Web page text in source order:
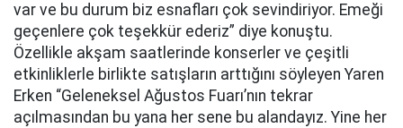
var ve bu durum biz esnafları çok sevindiriyor. Emeği
geçenlere çok teşekkür ederiz” diye konuştu.
Özellikle akşam saatlerinde konserler ve çeşitli
etkinliklerle birlikte satışların arttığını söyleyen Yaren
Erken “Geleneksel Ağustos Fuarı’nın tekrar
açılmasından bu yana her sene bu alandayız. Yine her